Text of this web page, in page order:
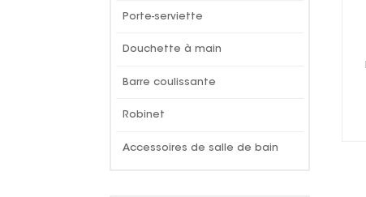
Porte-serviette
Douchette à main
Barre coulissante
Robinet
Accessoires de salle de bain